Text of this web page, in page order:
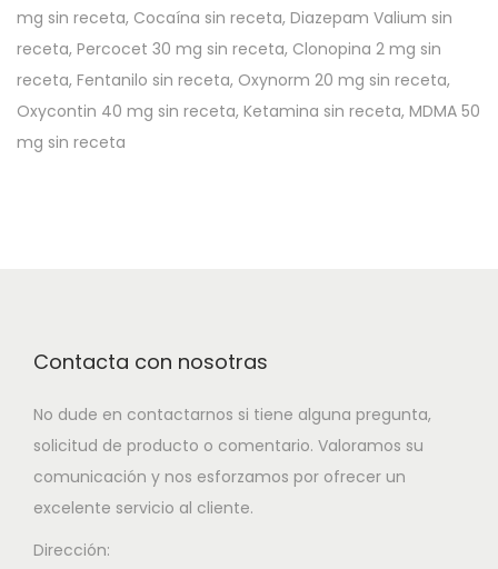
mg sin receta, Cocaína sin receta, Diazepam Valium sin
receta, Percocet 30 mg sin receta, Clonopina 2 mg sin
receta, Fentanilo sin receta, Oxynorm 20 mg sin receta,
Oxycontin 40 mg sin receta, Ketamina sin receta, MDMA 50
mg sin receta
Contacta con nosotras
No dude en contactarnos si tiene alguna pregunta,
solicitud de producto o comentario. Valoramos su
comunicación y nos esforzamos por ofrecer un
excelente servicio al cliente.
Dirección: